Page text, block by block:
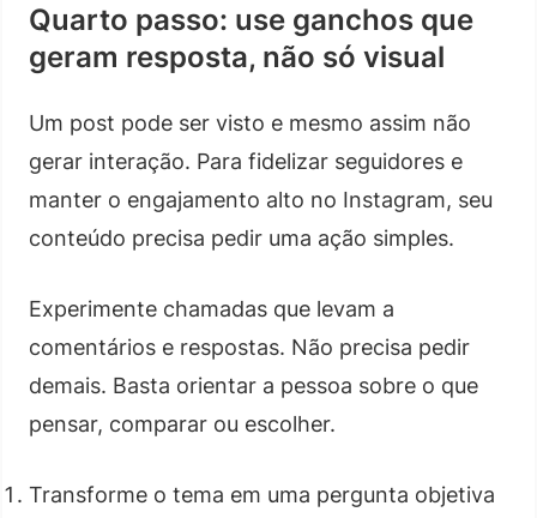
Quarto passo: use ganchos que
geram resposta, não só visual
Um post pode ser visto e mesmo assim não
gerar interação. Para fidelizar seguidores e
manter o engajamento alto no Instagram, seu
conteúdo precisa pedir uma ação simples.
Experimente chamadas que levam a
comentários e respostas. Não precisa pedir
demais. Basta orientar a pessoa sobre o que
pensar, comparar ou escolher.
Transforme o tema em uma pergunta objetiva